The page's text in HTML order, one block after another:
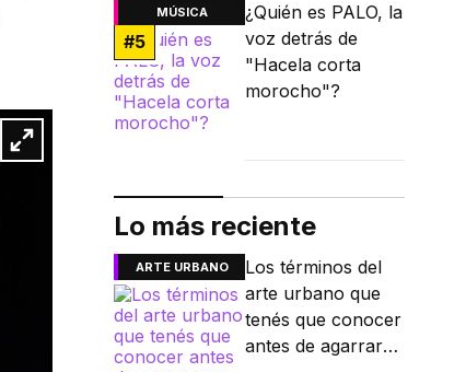
MÚSICA
#5
¿Quién es PALO, la
voz detrás de
"Hacela corta
morocho"?
Lo más reciente
ARTE URBANO
Los términos del
arte urbano que
tenés que conocer
antes de agarrar